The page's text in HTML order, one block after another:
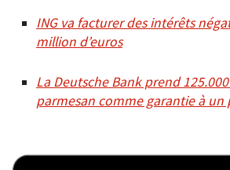
ING va facturer des intérêts
million d’euros
La Deutsche Bank prend
parmesan comme garantie à un